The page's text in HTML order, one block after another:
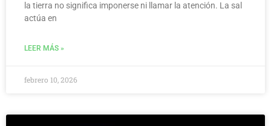
la tierra no significa imponerse ni llamar la atención. La sal
actúa en
LEER MÁS »
febrero 10, 2026